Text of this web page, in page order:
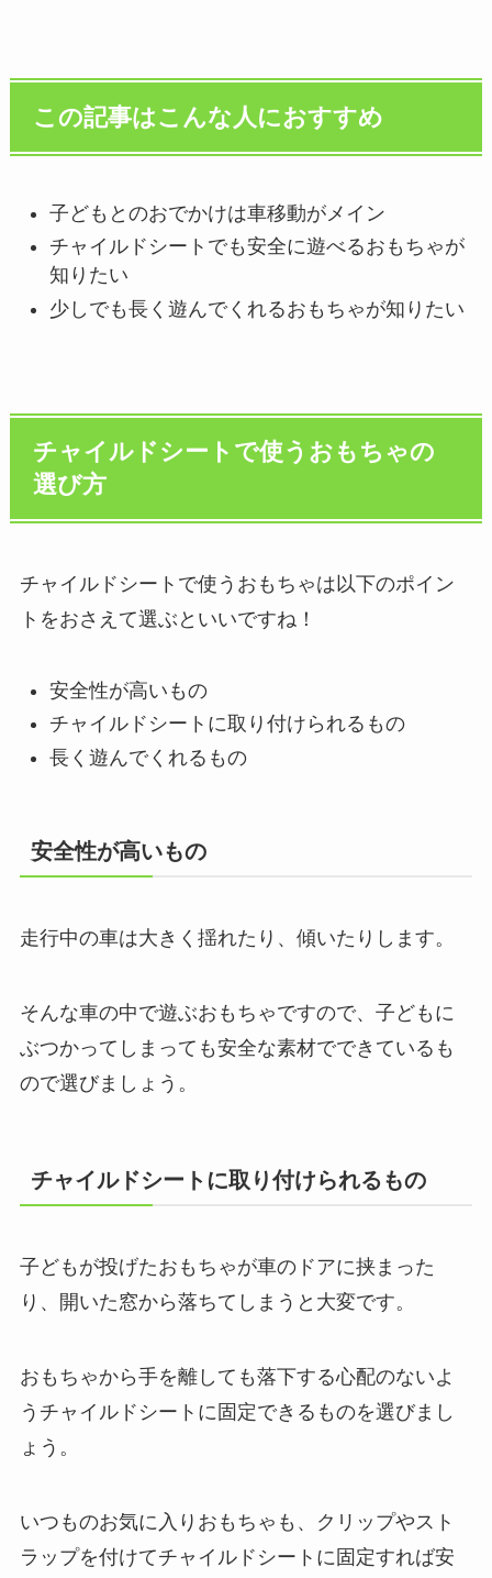
この記事はこんな人におすすめ
子どもとのおでかけは車移動がメイン
チャイルドシートでも安全に遊べるおもちゃが
知りたい
少しでも長く遊んでくれるおもちゃが知りたい
チャイルドシートで使うおもちゃの
選び方
チャイルドシートで使うおもちゃは以下のポイン
トをおさえて選ぶといいですね！
安全性が高いもの
チャイルドシートに取り付けられるもの
長く遊んでくれるもの
安全性が高いもの
走行中の車は大きく揺れたり、傾いたりします。
そんな車の中で遊ぶおもちゃですので、子どもに
ぶつかってしまっても安全な素材でできているも
ので選びましょう。
チャイルドシートに取り付けられるもの
子どもが投げたおもちゃが車のドアに挟まった
り、開いた窓から落ちてしまうと大変です。
おもちゃから手を離しても落下する心配のないよ
うチャイルドシートに固定できるものを選びまし
ょう。
いつものお気に入りおもちゃも、クリップやスト
ラップを付けてチャイルドシートに固定すれば安